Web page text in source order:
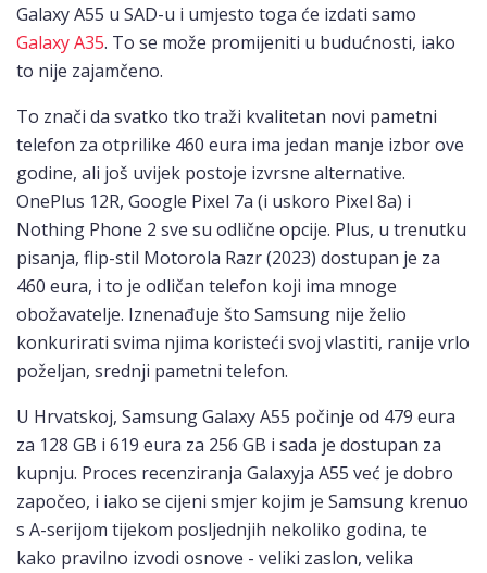
Galaxy A55 u SAD-u i umjesto toga će izdati samo
Galaxy A35. To se može promijeniti u budućnosti, iako
to nije zajamčeno.
To znači da svatko tko traži kvalitetan novi pametni
telefon za otprilike 460 eura ima jedan manje izbor ove
godine, ali još uvijek postoje izvrsne alternative.
OnePlus 12R, Google Pixel 7a (i uskoro Pixel 8a) i
Nothing Phone 2 sve su odlične opcije. Plus, u trenutku
pisanja, flip-stil Motorola Razr (2023) dostupan je za
460 eura, i to je odličan telefon koji ima mnoge
obožavatelje. Iznenađuje što Samsung nije želio
konkurirati svima njima koristeći svoj vlastiti, ranije vrlo
poželjan, srednji pametni telefon.
U Hrvatskoj, Samsung Galaxy A55 počinje od 479 eura
za 128 GB i 619 eura za 256 GB i sada je dostupan za
kupnju. Proces recenziranja Galaxyja A55 već je dobro
započeo, i iako se cijeni smjer kojim je Samsung krenuo
s A-serijom tijekom posljednjih nekoliko godina, te
kako pravilno izvodi osnove - veliki zaslon, velika